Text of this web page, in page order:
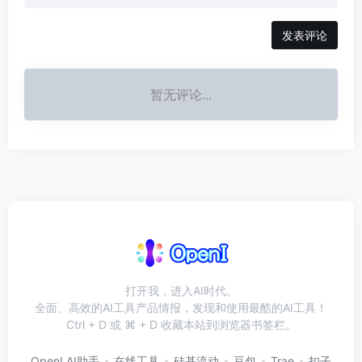
发表评论
暂无评论...
打开我，进入AI时代。
全面、高效的AI工具产品情报，发现和使用最酷的AI工具！
Ctrl + D 或 ⌘ + D 收藏本站到浏览器书签栏。